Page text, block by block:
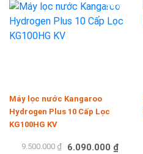
-36%
Máy lọc nước Kangaroo
Hydrogen Plus 10 Cấp Lọc
KG100HG KV
9.500.000 ₫ 6.090.000 ₫